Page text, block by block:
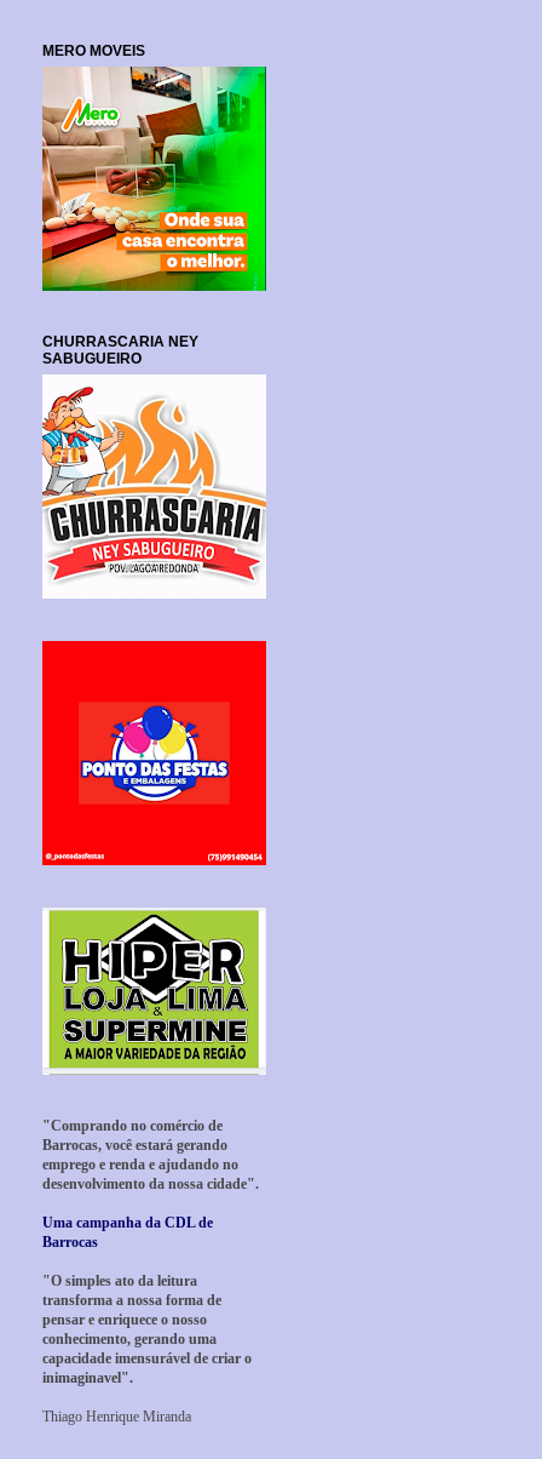
MERO MOVEIS
CHURRASCARIA NEY
SABUGUEIRO
"Comprando no comércio de
Barrocas, você estará gerando
emprego e renda e ajudando no
desenvolvimento da nossa cidade".
Uma campanha da CDL de
Barrocas
"O simples ato da leitura
transforma a nossa forma de
pensar e enriquece o nosso
conhecimento, gerando uma
capacidade imensurável de criar o
inimaginavel".
Thiago Henrique Miranda